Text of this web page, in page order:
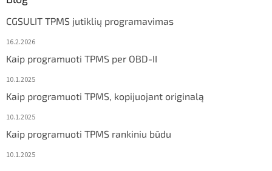
CGSULIT TPMS jutiklių programavimas
16.2.2026
Kaip programuoti TPMS per OBD-II
10.1.2025
Kaip programuoti TPMS, kopijuojant originalą
10.1.2025
Kaip programuoti TPMS rankiniu būdu
10.1.2025